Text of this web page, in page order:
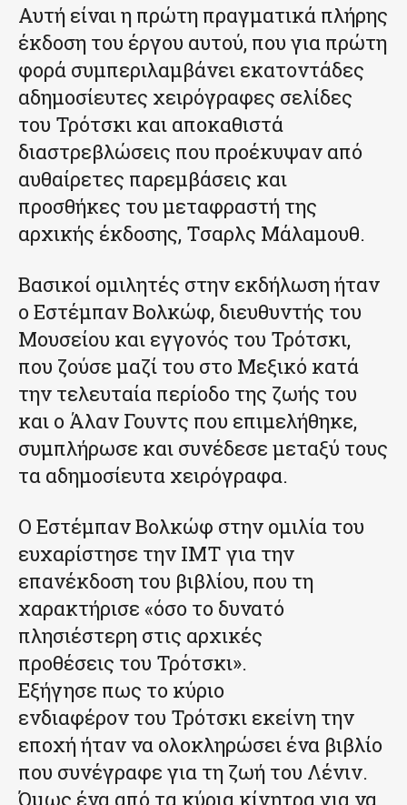
Αυτή είναι η πρώτη πραγματικά πλήρης
έκδοση του έργου αυτού, που για πρώτη
φορά συμπεριλαμβάνει εκατοντάδες
αδημοσίευτες χειρόγραφες σελίδες
του Τρότσκι και αποκαθιστά
διαστρεβλώσεις που προέκυψαν από
αυθαίρετες παρεμβάσεις και
προσθήκες του μεταφραστή της
αρχικής έκδοσης, Τσαρλς Μάλαμουθ.
Βασικοί ομιλητές στην εκδήλωση ήταν
ο Εστέμπαν Βολκώφ, διευθυντής του
Μουσείου και εγγονός του Τρότσκι,
που ζούσε μαζί του στο Μεξικό κατά
την τελευταία περίοδο της ζωής του
και ο Άλαν Γουντς που επιμελήθηκε,
συμπλήρωσε και συνέδεσε μεταξύ τους
τα αδημοσίευτα χειρόγραφα.
Ο Εστέμπαν Βολκώφ στην ομιλία του
ευχαρίστησε την ΙΜΤ για την
επανέκδοση του βιβλίου, που τη
χαρακτήρισε «όσο το δυνατό
πλησιέστερη στις αρχικές
προθέσεις του Τρότσκι».
Εξήγησε πως το κύριο
ενδιαφέρον του Τρότσκι εκείνη την
εποχή ήταν να ολοκληρώσει ένα βιβλίο
που συνέγραφε για τη ζωή του Λένιν.
Όμως ένα από τα κύρια κίνητρα για να